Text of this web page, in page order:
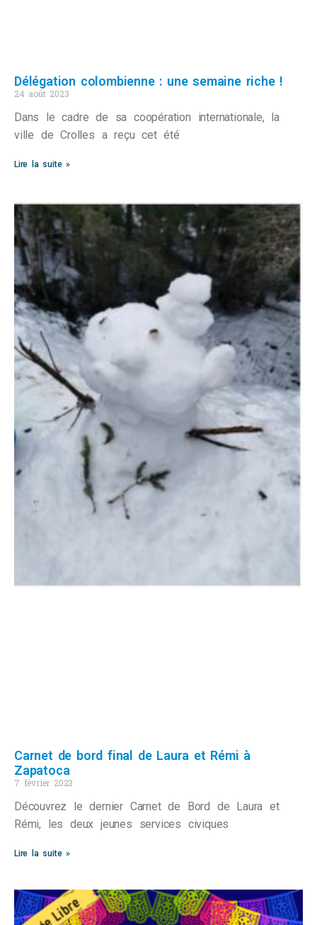
Délégation colombienne : une semaine riche !
24 août 2023
Dans le cadre de sa coopération internationale, la
ville de Crolles a reçu cet été
Lire la suite »
Carnet de bord final de Laura et Rémi à
Zapatoca
7 février 2023
Découvrez le dernier Carnet de Bord de Laura et
Rémi, les deux jeunes services civiques
Lire la suite »